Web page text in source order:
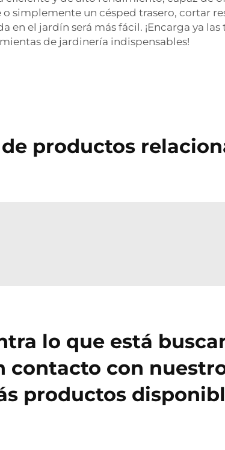
simplemente un césped trasero, cortar
en el jardín será más fácil. ¡Encarga ya
de jardinería indispensables!
productos
lo que está
contacto con
productos